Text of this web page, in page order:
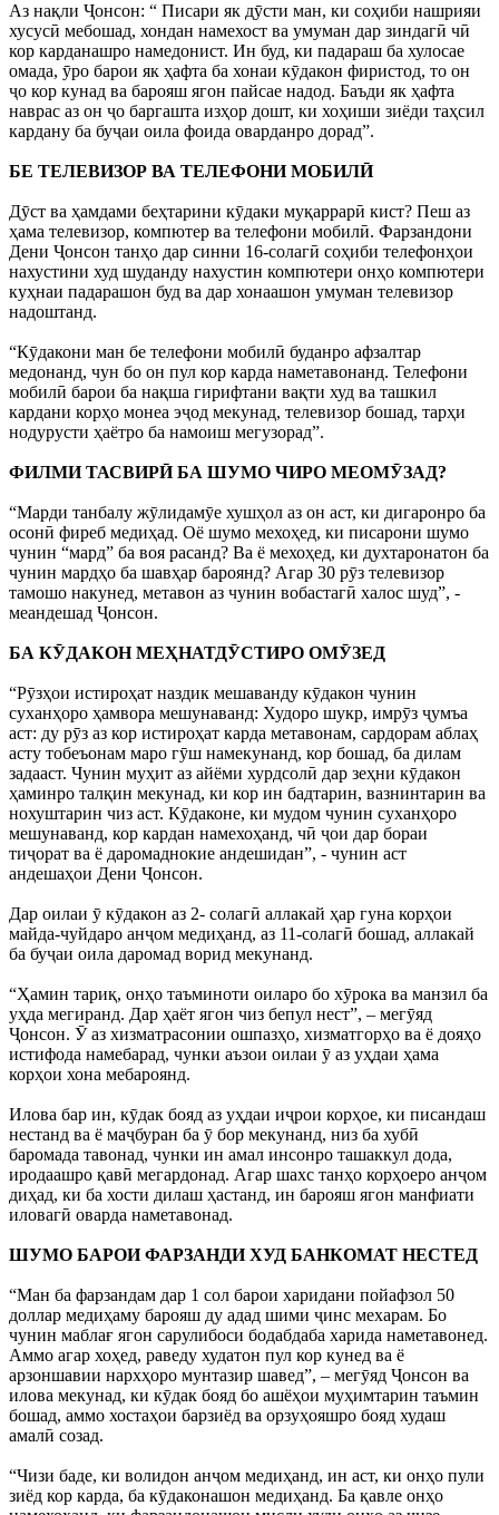
Аз нақли Ҷонсон: “ Писари як дӯсти ман, ки соҳиби нашрияи
хусусӣ мебошад, хондан намехост ва умуман дар зиндагӣ чӣ
кор карданашро намедонист. Ин буд, ки падараш ба хулосае
омада, ӯро барои як ҳафта ба хонаи кӯдакон фиристод, то он
ҷо кор кунад ва барояш ягон пайсае надод. Баъди як ҳафта
наврас аз он ҷо баргашта изҳор дошт, ки хоҳиши зиёди таҳсил
кардану ба буҷаи оила фоида оварданро дорад”.
БЕ ТЕЛЕВИЗОР ВА ТЕЛЕФОНИ МОБИЛӢ
Дӯст ва ҳамдами беҳтарини кӯдаки муқаррарӣ кист? Пеш аз
ҳама телевизор, компютер ва телефони мобилӣ. Фарзандони
Дени Ҷонсон танҳо дар синни 16-солагӣ соҳиби телефонҳои
нахустини худ шуданду нахустин компютери онҳо компютери
куҳнаи падарашон буд ва дар хонаашон умуман телевизор
надоштанд.
“Кӯдакони ман бе телефони мобилӣ буданро афзалтар
медонанд, чун бо он пул кор карда наметавонанд. Телефони
мобилӣ барои ба нақша гирифтани вақти худ ва ташкил
кардани корҳо монеа эҷод мекунад, телевизор бошад, тарҳи
нодурусти ҳаётро ба намоиш мегузорад”.
ФИЛМИ ТАСВИРӢ БА ШУМО ЧИРО МЕОМӮЗАД?
“Марди танбалу жӯлидамӯе хушҳол аз он аст, ки дигаронро ба
осонӣ фиреб медиҳад. Оё шумо мехоҳед, ки писарони шумо
чунин “мард” ба воя расанд? Ва ё мехоҳед, ки духтаронатон ба
чунин мардҳо ба шавҳар бароянд? Агар 30 рӯз телевизор
тамошо накунед, метавон аз чунин вобастагӣ халос шуд”, -
меандешад Ҷонсон.
БА КӮДАКОН МЕҲНАТДӮСТИРО ОМӮЗЕД
“Рӯзҳои истироҳат наздик мешаванду кӯдакон чунин
суханҳоро ҳамвора мешунаванд: Худоро шукр, имрӯз ҷумъа
аст: ду рӯз аз кор истироҳат карда метавонам, сардорам аблаҳ
асту тобеъонам маро гӯш намекунанд, кор бошад, ба дилам
задааст. Чунин муҳит аз айёми хурдсолӣ дар зеҳни кӯдакон
ҳаминро талқин мекунад, ки кор ин бадтарин, вазнинтарин ва
нохуштарин чиз аст. Кӯдаконе, ки мудом чунин суханҳоро
мешунаванд, кор кардан намехоҳанд, чӣ ҷои дар бораи
тиҷорат ва ё даромаднокие андешидан”, - чунин аст
андешаҳои Дени Ҷонсон.
Дар оилаи ӯ кӯдакон аз 2- солагӣ аллакай ҳар гуна корҳои
майда-чуйдаро анҷом медиҳанд, аз 11-солагӣ бошад, аллакай
ба буҷаи оила даромад ворид мекунанд.
“Ҳамин тариқ, онҳо таъминоти оиларо бо хӯрока ва манзил ба
уҳда мегиранд. Дар ҳаёт ягон чиз бепул нест”, – мегӯяд
Ҷонсон. Ӯ аз хизматрасонии ошпазҳо, хизматгорҳо ва ё дояҳо
истифода намебарад, чунки аъзои оилаи ӯ аз уҳдаи ҳама
корҳои хона мебароянд.
Илова бар ин, кӯдак бояд аз уҳдаи иҷрои корҳое, ки писандаш
нестанд ва ё маҷбуран ба ӯ бор мекунанд, низ ба хубӣ
баромада тавонад, чунки ин амал инсонро ташаккул дода,
иродаашро қавӣ мегардонад. Агар шахс танҳо корҳоеро анҷом
диҳад, ки ба хости дилаш ҳастанд, ин барояш ягон манфиати
иловагӣ оварда наметавонад.
ШУМО БАРОИ ФАРЗАНДИ ХУД БАНКОМАТ НЕСТЕД
“Ман ба фарзандам дар 1 сол барои харидани пойафзол 50
доллар медиҳаму барояш ду адад шими ҷинс мехарам. Бо
чунин маблағ ягон сарулибоси бодабдаба харида наметавонед.
Аммо агар хоҳед, раведу худатон пул кор кунед ва ё
арзоншавии нархҳоро мунтазир шавед”, – мегӯяд Ҷонсон ва
илова мекунад, ки кӯдак бояд бо ашёҳои муҳимтарин таъмин
бошад, аммо хостаҳои барзиёд ва орзуҳояшро бояд худаш
амалӣ созад.
“Чизи баде, ки волидон анҷом медиҳанд, ин аст, ки онҳо пули
зиёд кор карда, ба кӯдаконашон медиҳанд. Ба қавле онҳо